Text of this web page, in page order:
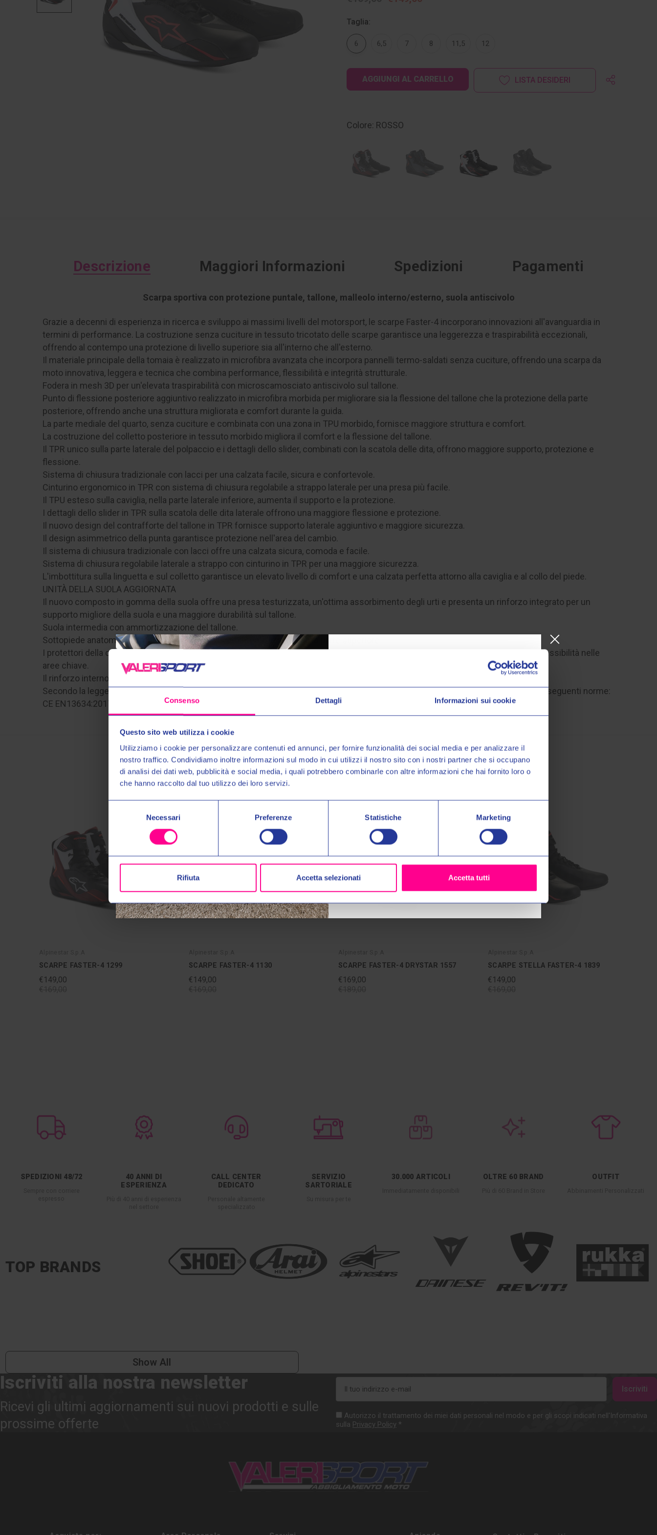
Consenso Dettagli Informazioni sui cookie
Questo sito web utilizza i cookie
Utilizziamo i cookie per personalizzare contenuti ed annunci, per fornire funzionalità dei social media e per analizzare il
nostro traffico. Condividiamo inoltre informazioni sul modo in cui utilizzi il nostro sito con i nostri partner che si occupano
di analisi dei dati web, pubblicità e social media, i quali potrebbero combinarle con altre informazioni che hai fornito loro o
che hanno raccolto dal tuo utilizzo dei loro servizi.
Necessari Preferenze Statistiche Marketing
Rifiuta Accetta selezionati Accetta tutti
Taglia:
6 6,5 7 8 11,5 12
Disponibilità
LISTA DESIDERI
Colore: ROSSO
Descrizione Maggiori Informazioni Spedizioni Pagamenti
Scarpa sportiva con protezione puntale, tallone, malleolo interno/esterno, suola antiscivolo
Grazie a decenni di esperienza in ricerca e sviluppo ai massimi livelli del motorsport, le scarpe Faster-4 incorporano innovazioni all'avanguardia in
termini di performance. La costruzione senza cuciture in tessuto tricotato delle scarpe garantisce una leggerezza e traspirabilità eccezionali,
offrendo al contempo una protezione di livello superiore sia all'interno che all'esterno.
Il materiale principale della tomaia è realizzato in microfibra avanzata che incorpora pannelli termo-saldati senza cuciture, offrendo una scarpa da
moto innovativa, leggera e tecnica che combina performance, flessibilità e integrità strutturale.
Fodera in mesh 3D per un'elevata traspirabilità con microscamosciato antiscivolo sul tallone.
Punto di flessione posteriore aggiuntivo realizzato in microfibra morbida per migliorare sia la flessione del tallone che la protezione della parte
posteriore, offrendo anche una struttura migliorata e comfort durante la guida.
La parte mediale del quarto, senza cuciture e combinata con una zona in TPU morbido, fornisce maggiore struttura e comfort.
La costruzione del colletto posteriore in tessuto morbido migliora il comfort e la flessione del tallone.
Il TPR unico sulla parte laterale del polpaccio e i dettagli dello slider, combinati con la scatola delle dita, offrono maggiore supporto, protezione e
flessione.
Sistema di chiusura tradizionale con lacci per una calzata facile, sicura e confortevole.
Cinturino ergonomico in TPR con sistema di chiusura regolabile a strappo laterale per una presa più facile.
Il TPU esteso sulla caviglia, nella parte laterale inferiore, aumenta il supporto e la protezione.
I dettagli dello slider in TPR sulla scatola delle dita laterale offrono una maggiore flessione e protezione.
Il nuovo design del contrafforte del tallone in TPR fornisce supporto laterale aggiuntivo e maggiore sicurezza.
Il design asimmetrico della punta garantisce protezione nell'area del cambio.
Il sistema di chiusura tradizionale con lacci offre una calzata sicura, comoda e facile.
Sistema di chiusura regolabile laterale a strappo con cinturino in TPR per una maggiore sicurezza.
L'imbottitura sulla linguetta e sul colletto garantisce un elevato livello di comfort e una calzata perfetta attorno alla caviglia e al collo del piede.
UNITÀ DELLA SUOLA AGGIORNATA
Il nuovo composto in gomma della suola offre una presa testurizzata, un'ottima assorbimento degli urti e presenta un rinforzo integrato per un
supporto migliore della suola e una maggiore durabilità sul tallone.
Suola intermedia con ammortizzazione del tallone.
Sottopiede anatomico sostituibile in EVA con rivestimento in Lycra sulla parte superiore.
I protettori della caviglia mediali a doppia densità sono posizionati tra la tomaia e la fodera imbottita, offrendo protezione mirata e flessibilità nelle
aree chiave.
Il rinforzo interno della punta e del tallone è stratificato sotto la tomaia per migliorare il design ergonomico e la protezione.
Secondo la legge europea il marchio CE è un requisito di conformità per la commercializzazione di questo prodotto. Si applicano le seguenti norme:
CE EN13634:2017
Prodotti Simili
SCARPE FASTER-4 1299
€149,00
SCARPE FASTER-4 1130
€149,00
SCARPE FASTER-4 DRYSTAR 1557
€169,00
SCARPE STELLA FASTER-4 1839
€149,00
SPEDIZIONI 48/72
40 ANNI DI
ESPERIENZA
CALL CENTER
DEDICATO
SERVIZIO
SARTORIALE
30.000 ARTICOLI OLTRE 60 BRAND OUTFIT
TOP BRANDS
Show All
Iscriviti alla nostra newsletter
Ricevi gli ultimi aggiornamenti sui nuovi prodotti e sulle
prossime offerte
mail
Autorizzo il trattamento dei miei dati personali nel modo e per gli scopi indicati nell'Informativa
sulla Privacy Policy *
Entra nel mondo Valeri Sport
Email:
No, grazie